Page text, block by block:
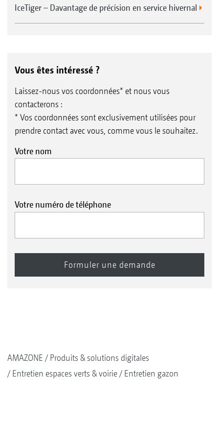
IceTiger – Davantage de précision en service hivernal
Vous êtes intéressé ?
Laissez-nous vos coordonnées* et nous vous
contacterons :
* Vos coordonnées sont exclusivement utilisées pour
prendre contact avec vous, comme vous le souhaitez.
Votre nom
Votre numéro de téléphone
AMAZONE
Produits & solutions digitales
Entretien espaces verts & voirie
Entretien gazon